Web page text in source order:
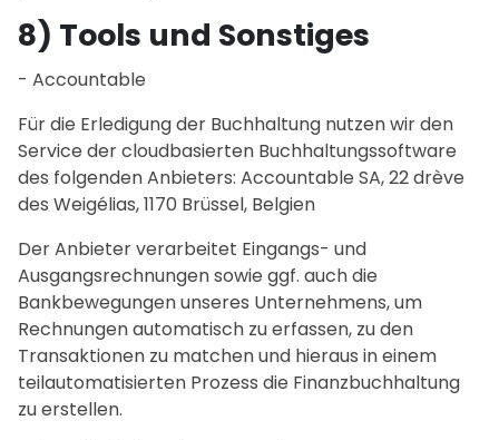
8) Tools und Sonstiges
- Accountable
Für die Erledigung der Buchhaltung nutzen wir den
Service der cloudbasierten Buchhaltungssoftware
des folgenden Anbieters: Accountable SA, 22 drève
des Weigélias, 1170 Brüssel, Belgien
Der Anbieter verarbeitet Eingangs- und
Ausgangsrechnungen sowie ggf. auch die
Bankbewegungen unseres Unternehmens, um
Rechnungen automatisch zu erfassen, zu den
Transaktionen zu matchen und hieraus in einem
teilautomatisierten Prozess die Finanzbuchhaltung
zu erstellen.